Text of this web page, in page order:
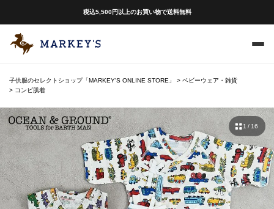
税込5,500円以上のお買い物で送料無料
子供服のセレクトショップ「MARKEY'S ONLINE STORE」
ベビーウェア・雑貨
コンビ肌着
1 / 16